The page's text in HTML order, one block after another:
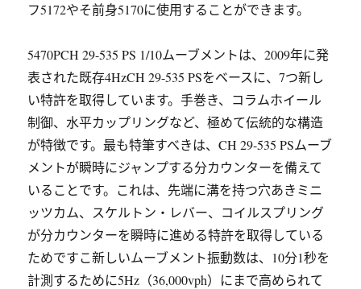
フ5172やそ前身5170に使用することができます。
5470PCH 29-535 PS 1/10ムーブメントは、2009年に発
表された既存4HzCH 29-535 PSをベースに、7つ新し
い特許を取得しています。手巻き、コラムホイール
制御、水平カップリングなど、極めて伝統的な構造
が特徴です。最も特筆すべきは、CH 29-535 PSムーブ
メントが瞬時にジャンプする分カウンターを備えて
いることです。これは、先端に溝を持つ穴あきミニ
ッツカム、スケルトン・レバー、コイルスプリング
が分カウンターを瞬時に進める特許を取得している
ためですこ新しいムーブメント振動数は、10分1秒を
計測するために5Hz（36,000vph）にまで高められて